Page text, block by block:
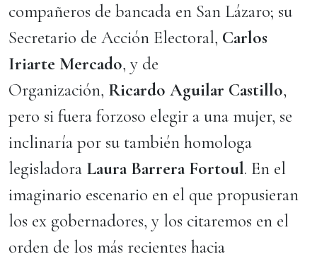
compañeros de bancada en San Lázaro; su
Secretario de Acción Electoral, Carlos
Iriarte Mercado, y de
Organización, Ricardo Aguilar Castillo,
pero si fuera forzoso elegir a una mujer, se
inclinaría por su también homologa
legisladora Laura Barrera Fortoul. En el
imaginario escenario en el que propusieran
los ex gobernadores, y los citaremos en el
orden de los más recientes hacia